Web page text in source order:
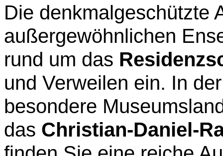
Die denkmalgeschützte
außergewöhnlichen
rund um das
und Verweilen ein. In
besondere
das Christian-Daniel-